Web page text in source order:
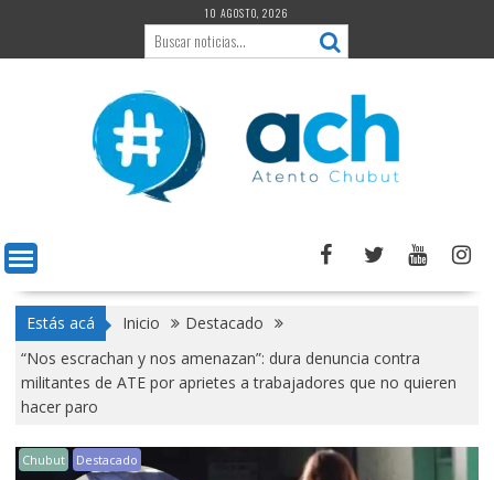
contenido
10 AGOSTO, 2026
Estás acá Inicio
Destacado
“Nos escrachan y nos amenazan”: dura denuncia contra
militantes de ATE por aprietes a trabajadores que no quieren
hacer paro
Chubut Destacado